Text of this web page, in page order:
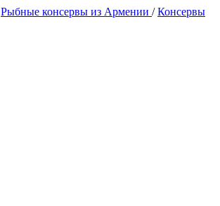
Рыбные консервы из Армении /Консервы